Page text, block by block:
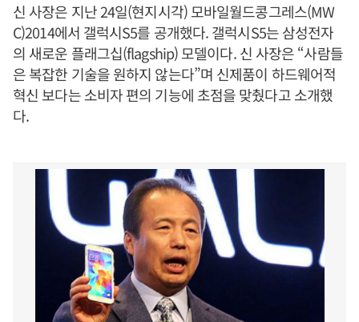
신 사장은 지난 24일(현지시각) 모바일월드콩그레스(MW
C)2014에서 갤럭시S5를 공개했다. 갤럭시S5는 삼성전자
의 새로운 플래그십(flagship) 모델이다. 신 사장은 “사람들
은 복잡한 기술을 원하지 않는다”며 신제품이 하드웨어적
혁신 보다는 소비자 편의 기능에 초점을 맞췄다고 소개했
다.